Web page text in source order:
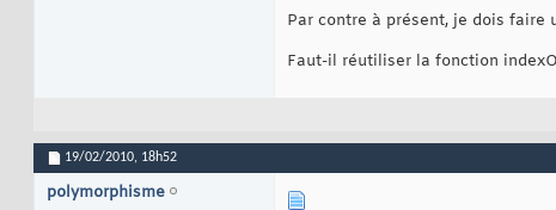
Par contre à présent, je dois faire
Faut-il réutiliser la fonction
19/02/2010, 18h52
polymorphisme